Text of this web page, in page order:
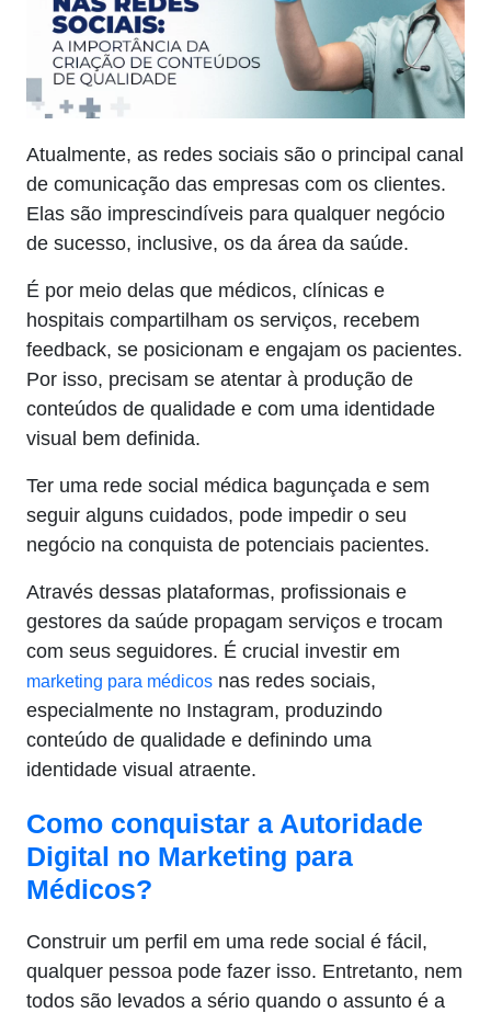
Atualmente, as redes sociais são o principal canal
de comunicação das empresas com os clientes.
Elas são imprescindíveis para qualquer negócio
de sucesso, inclusive, os da área da saúde.
É por meio delas que médicos, clínicas e
hospitais compartilham os serviços, recebem
feedback, se posicionam e engajam os pacientes.
Por isso, precisam se atentar à produção de
conteúdos de qualidade e com uma identidade
visual bem definida.
Ter uma rede social médica bagunçada e sem
seguir alguns cuidados, pode impedir o seu
negócio na conquista de potenciais pacientes.
Através dessas plataformas, profissionais e
gestores da saúde propagam serviços e trocam
com seus seguidores. É crucial investir em
marketing para médicos nas redes sociais,
especialmente no Instagram, produzindo
conteúdo de qualidade e definindo uma
identidade visual atraente.
Como conquistar a Autoridade
Digital no Marketing para
Médicos?
Construir um perfil em uma rede social é fácil,
qualquer pessoa pode fazer isso. Entretanto, nem
todos são levados a sério quando o assunto é a